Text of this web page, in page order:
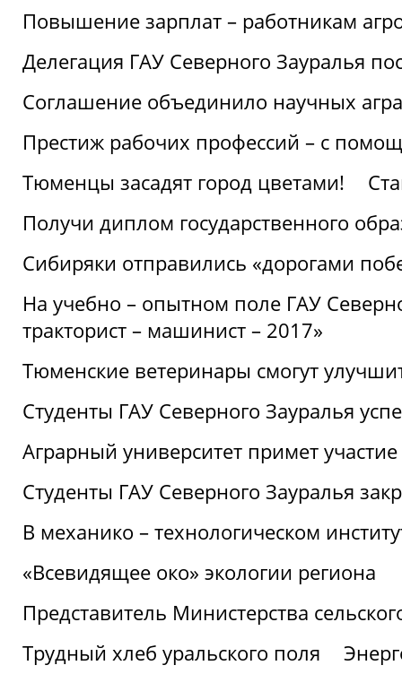
Повышение зарплат – работникам
Делегация ГАУ Северного Зауралья
Соглашение объединило научных
Престиж рабочих профессий – с
Тюменцы засадят город цветами!
Получи диплом государственного
Сибиряки отправились «дорогами
На учебно – опытном поле ГАУ
тракторист – машинист – 2017»
Тюменские ветеринары смогут
Студенты ГАУ Северного Зауралья
Аграрный университет примет
Студенты ГАУ Северного Зауралья
В механико – технологическом
«Всевидящее око» экологии региона
Представитель Министерства
Трудный хлеб уральского поля